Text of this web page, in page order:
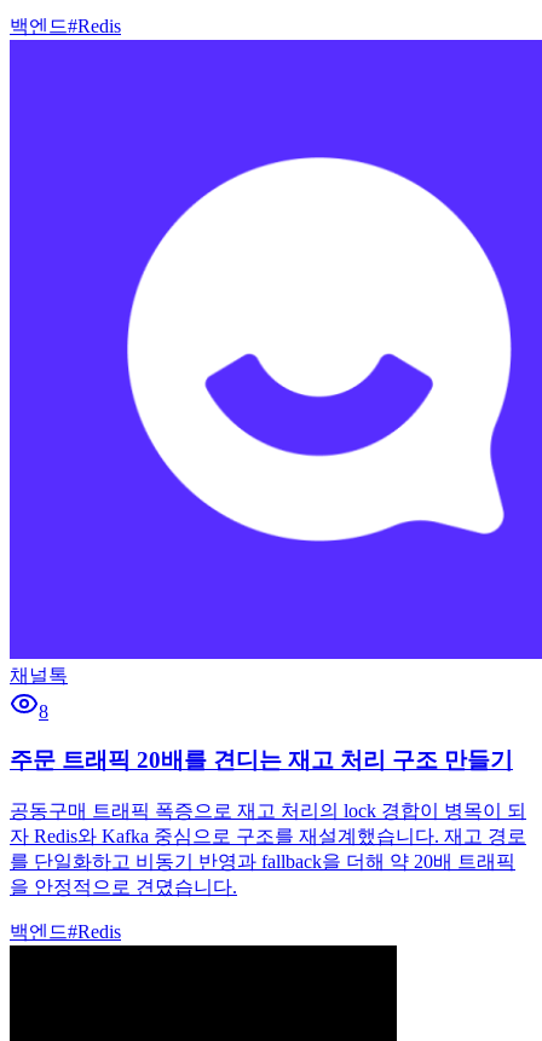
백엔드#Redis
채널톡
8
주문 트래픽 20배를 견디는 재고 처리 구조 만들기
공동구매 트래픽 폭증으로 재고 처리의 lock 경합이 병목이 되
자 Redis와 Kafka 중심으로 구조를 재설계했습니다. 재고 경로
를 단일화하고 비동기 반영과 fallback을 더해 약 20배 트래픽
을 안정적으로 견뎠습니다.
백엔드#Redis